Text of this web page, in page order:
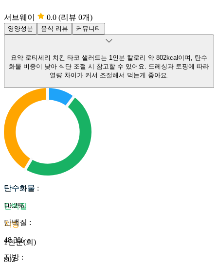
서브웨이 0.0 (리뷰 0개)
영양성분 음식 리뷰 커뮤니티
요약 로티세리 치킨 타코 샐러드는 1인분 칼로리 약 802kcal이며, 탄수
화물 비중이 낮아 식단 조절 시 참고할 수 있어요. 드레싱과 토핑에 따라
열량 차이가 커서 조절해서 먹는게 좋아요.
탄수화물
단백질
지방
1인분(회)
802
탄수화물 :
10.2%
단백질 :
48.3%
지방 :